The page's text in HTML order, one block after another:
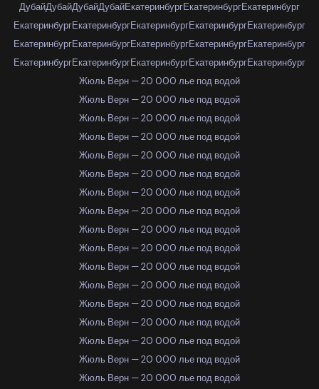
ДубайДубайДубайДубайЕкатеринбургЕкатеринбургЕкатеринбург
ЕкатеринбургЕкатеринбургЕкатеринбургЕкатеринбургЕкатеринбург
ЕкатеринбургЕкатеринбургЕкатеринбургЕкатеринбургЕкатеринбург
ЕкатеринбургЕкатеринбургЕкатеринбургЕкатеринбургЕкатеринбург
Жюль Верн — 20 000 лье под водой
Жюль Верн — 20 000 лье под водой
Жюль Верн — 20 000 лье под водой
Жюль Верн — 20 000 лье под водой
Жюль Верн — 20 000 лье под водой
Жюль Верн — 20 000 лье под водой
Жюль Верн — 20 000 лье под водой
Жюль Верн — 20 000 лье под водой
Жюль Верн — 20 000 лье под водой
Жюль Верн — 20 000 лье под водой
Жюль Верн — 20 000 лье под водой
Жюль Верн — 20 000 лье под водой
Жюль Верн — 20 000 лье под водой
Жюль Верн — 20 000 лье под водой
Жюль Верн — 20 000 лье под водой
Жюль Верн — 20 000 лье под водой
Жюль Верн — 20 000 лье под водой